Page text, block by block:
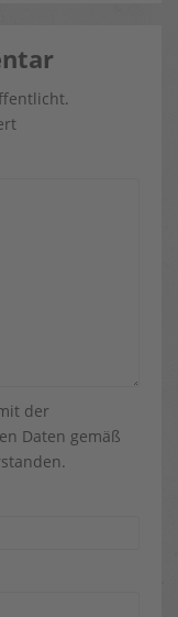
der
Daten gemäß